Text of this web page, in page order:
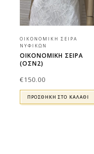
ΟΙΚΟΝΟΜΙΚΉ ΣΕΙΡΆ
ΝΥΦΙΚΏΝ
ΟΙΚΟΝΟΜΙΚΉ ΣΕΙΡΆ
(ΟΣΝ2)
€150.00
ΠΡΟΣΘΉΚΗ ΣΤΟ ΚΑΛΆΘΙ